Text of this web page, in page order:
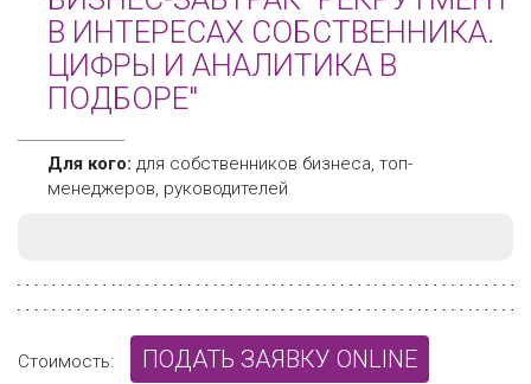
В ИНТЕРЕСАХ СОБСТВЕННИКА.
ЦИФРЫ И АНАЛИТИКА В
ПОДБОРЕ"
Для кого: для собственников бизнеса, топ-
менеджеров, руководителей
Стоимость: ПОДАТЬ ЗАЯВКУ ONLINE